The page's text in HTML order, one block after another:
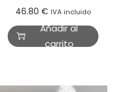
46.80 € IVA incluido
Añadir al
carrito